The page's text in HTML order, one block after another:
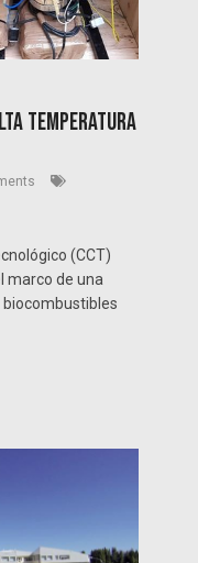
temperatura
(CCT)
marco de una